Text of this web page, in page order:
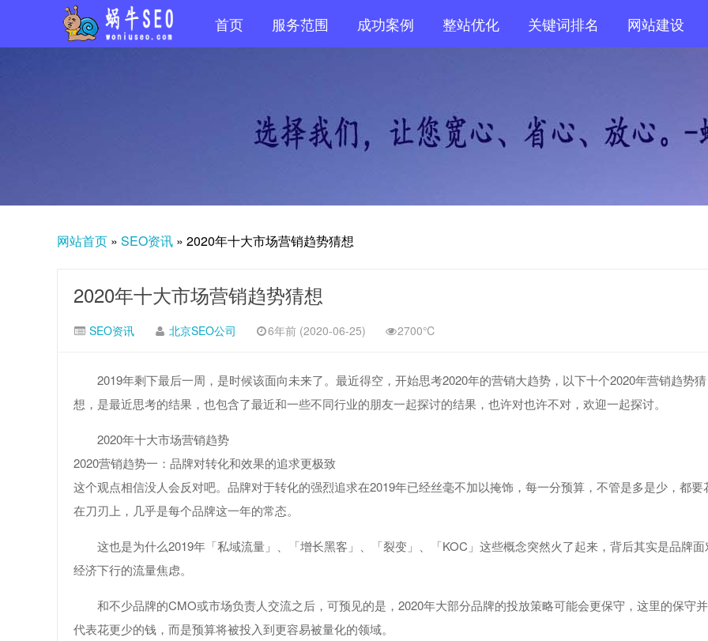
首页 服务范围 成功案例 整站优化 关键词排名 网站建设
网站首页 » SEO资讯 » 2020年十大市场营销趋势猜想
2020年十大市场营销趋势猜想
SEO资讯 北京SEO公司 6年前 (2020-06-25) 2700℃
2019年剩下最后一周，是时候该面向未来了。最近得空，开始思考2020年的营销大趋势，以下十个2020年营销趋势猜
想，是最近思考的结果，也包含了最近和一些不同行业的朋友一起探讨的结果，也许对也许不对，欢迎一起探讨。
2020年十大市场营销趋势
2020营销趋势一：品牌对转化和效果的追求更极致
这个观点相信没人会反对吧。品牌对于转化的强烈追求在2019年已经丝毫不加以掩饰，每一分预算，不管是多是少，都要
在刀刃上，几乎是每个品牌这一年的常态。
这也是为什么2019年「私域流量」、「增长黑客」、「裂变」、「KOC」这些概念突然火了起来，背后其实是品牌面
经济下行的流量焦虑。
和不少品牌的CMO或市场负责人交流之后，可预见的是，2020年大部分品牌的投放策略可能会更保守，这里的保守
代表花更少的钱，而是预算将被投入到更容易被量化的领域。